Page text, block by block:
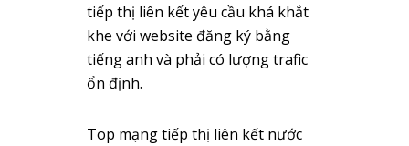
tiếp thị liên kết yêu cầu khá khắt
khe với website đăng ký bằng
tiếng anh và phải có lượng trafic
ổn định.
Top mạng tiếp thị liên kết nước